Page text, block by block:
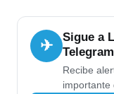
✈
Sigue a
Telegram
Recibe
importante